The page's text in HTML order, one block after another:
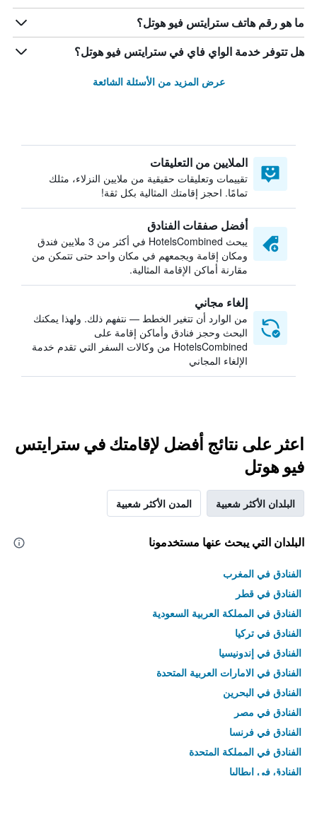
ما هو رقم هاتف سترايتس فيو هوتل؟
هل تتوفر خدمة الواي فاي في سترايتس فيو هوتل؟
عرض المزيد من الأسئلة الشائعة
الملايين من التعليقات
تقييمات وتعليقات حقيقية من ملايين النزلاء، مثلك
تمامًا. احجز إقامتك المثالية بكل ثقة!
أفضل صفقات الفنادق
يبحث HotelsCombined في أكثر من 3 ملايين فندق
ومكان إقامة ويجمعهم في مكان واحد حتى تتمكن من
مقارنة أماكن الإقامة المثالية.
إلغاء مجاني
من الوارد أن تتغير الخطط — نتفهم ذلك. ولهذا يمكنك
البحث وحجز فنادق وأماكن إقامة على
HotelsCombined من وكالات السفر التي تقدم خدمة
الإلغاء المجاني
اعثر على نتائج أفضل لإقامتك في سترايتس
فيو هوتل
البلدان الأكثر شعبية المدن الأكثر شعبية
البلدان التي يبحث عنها مستخدمونا
الفنادق في المغرب
الفنادق في قطر
الفنادق في المملكة العربية السعودية
الفنادق في تركيا
الفنادق في إندونيسيا
الفنادق في الامارات العربية المتحدة
الفنادق في البحرين
الفنادق في مصر
الفنادق في فرنسا
الفنادق في المملكة المتحدة
الفنادق في إيطاليا